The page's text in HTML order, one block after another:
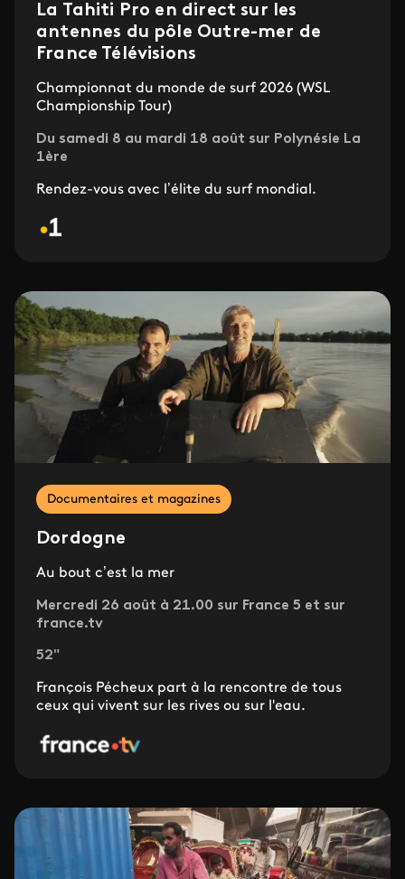
La Tahiti Pro en direct sur les
antennes du pôle Outre-mer de
France Télévisions
Championnat du monde de surf 2026 (WSL
Championship Tour)
Du samedi 8 au mardi 18 août sur Polynésie La
1ère
Rendez-vous avec l’élite du surf mondial.
Documentaires et magazines
Dordogne
Au bout c’est la mer
Mercredi 26 août à 21.00 sur France 5 et sur
france.tv
52"
François Pécheux part à la rencontre de tous
ceux qui vivent sur les rives ou sur l'eau.